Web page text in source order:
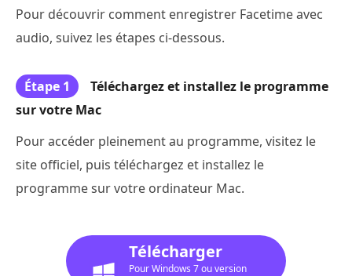
Pour découvrir comment enregistrer Facetime avec
audio, suivez les étapes ci-dessous.
Étape 1
Téléchargez et installez le programme
sur votre Mac
Pour accéder pleinement au programme, visitez le
site officiel, puis téléchargez et installez le
programme sur votre ordinateur Mac.
Télécharger
Pour Windows 7 ou version